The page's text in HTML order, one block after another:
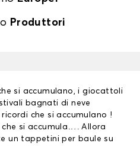
Produttori
si accumulano, i giocattoli
bagnati di neve
che si accumulano !
si accumula…. Allora
un tappetini per baule su